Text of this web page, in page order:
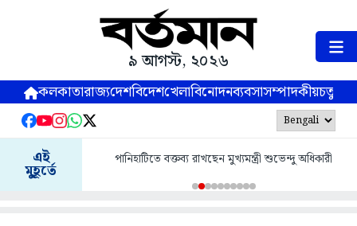
৯ আগস্ট, ২০২৬
কলকাতারাজ্যদেশবিদেশখেলাবিনোদনব্যবসাসম্পাদকীয়
এই
মুহূর্তে
পানিহাটিতে বক্তব্য রাখছেন মুখ্যমন্ত্রী শুভেন্দু অধিকারী